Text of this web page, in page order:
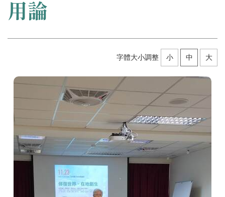
用論
字體大小調整 小 中 大